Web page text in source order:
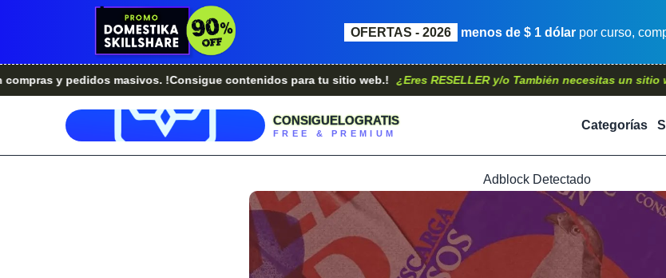
OFERTAS - 2026 menos de $ 1 dólar por curso,
y pedidos masivos. !Consigue contenidos para tu sitio web.! ¿Eres RESELLER y/o También necesitas un sitio web?.
CONSIGUELOGRATIS
FREE & PREMIUM
Categorías
Adblock Detectado